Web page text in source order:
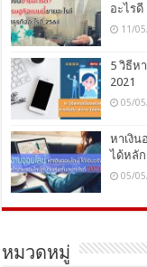
อะไรดี
11/
5 วิธีห
2021
05/
หาเงิน
ได้หลั
05/
หมวดหมู่